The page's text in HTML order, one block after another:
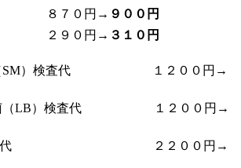
８７０円→ ９００円
２９０円→ ３１０円
菌（SM）検査代 １２００円→
ス菌（LB）検査代 １２００円→
ト検査代 ２２００円→